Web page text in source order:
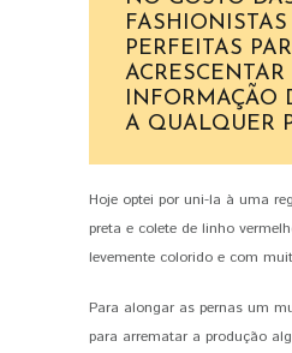
PERFEITAS
ACRESCENTAR
INFORMAÇÃO
A QUALQUER
Hoje optei por uni-la à uma
preta e colete de linho
levemente colorido e com
Para alongar as pernas um
para arrematar a produção